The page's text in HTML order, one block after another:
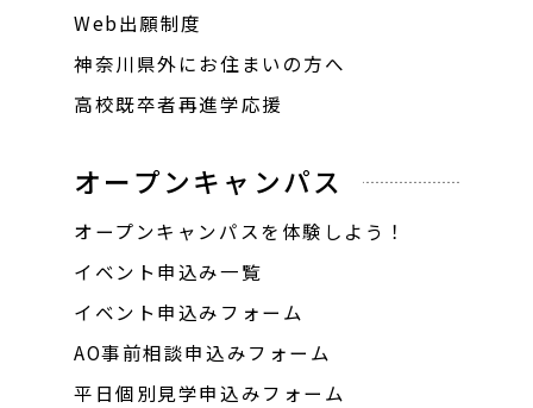
Web出願制度
神奈川県外にお住まいの方へ
高校既卒者再進学応援
オープンキャンパス
オープンキャンパスを体験しよう！
イベント申込み一覧
イベント申込みフォーム
AO事前相談申込みフォーム
平日個別見学申込みフォーム